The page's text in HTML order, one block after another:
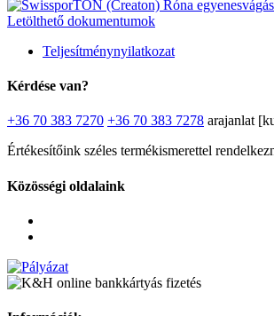
Letölthető dokumentumok
Teljesítménynyilatkozat
Kérdése van?
+36 70 383 7270 +36 70 383 7278 arajanlat
Értékesítőink széles termékismerettel
Közösségi oldalaink